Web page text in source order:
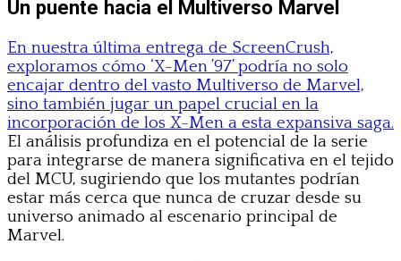
Un puente hacia el Multiverso Marvel
En nuestra última entrega de ScreenCrush,
exploramos cómo ‘X-Men ’97’ podría no solo
encajar dentro del vasto Multiverso de Marvel,
sino también jugar un papel crucial en la
incorporación de los X-Men a esta expansiva saga.
El análisis profundiza en el potencial de la serie
para integrarse de manera significativa en el tejido
del MCU, sugiriendo que los mutantes podrían
estar más cerca que nunca de cruzar desde su
universo animado al escenario principal de
Marvel.